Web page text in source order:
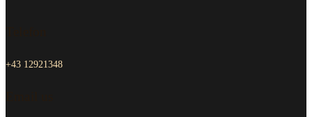
+43 12921348